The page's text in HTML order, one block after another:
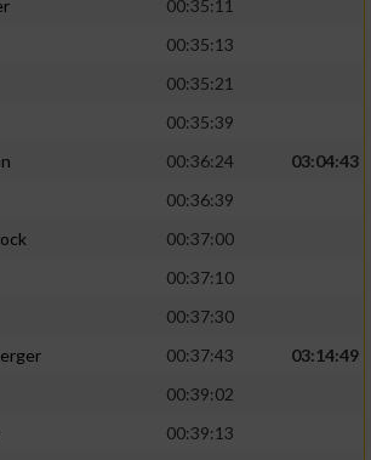
00:35:11
00:35:13
00:35:21
00:35:39
00:36:24
03:04:43
00:36:39
00:37:00
00:37:10
00:37:30
00:37:43
03:14:49
00:39:02
00:39:13
Daten zur Auswahl